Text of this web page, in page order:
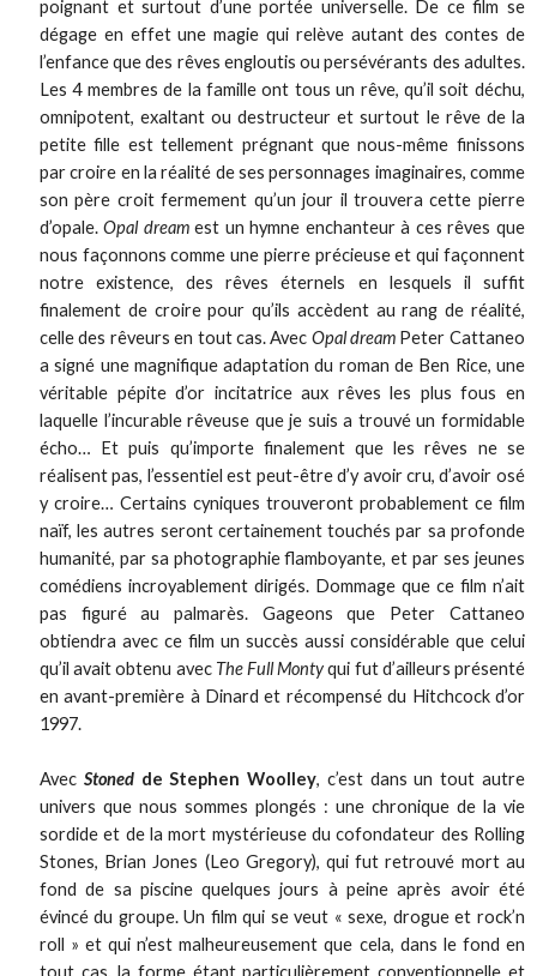
poignant et surtout d’une portée universelle. De ce film se
dégage en effet une magie qui relève autant des contes de
l’enfance que des rêves engloutis ou persévérants des adultes.
Les 4 membres de la famille ont tous un rêve, qu’il soit déchu,
omnipotent, exaltant ou destructeur et surtout le rêve de la
petite fille est tellement prégnant que nous-même finissons
par croire en la réalité de ses personnages imaginaires, comme
son père croit fermement qu’un jour il trouvera cette pierre
d’opale.Opal dreamest un hymne enchanteur à ces rêves que
nous façonnons comme une pierre précieuse et qui façonnent
notre existence, des rêves éternels en lesquels il suffit
finalement de croire pour qu’ils accèdent au rang de réalité,
celle des rêveurs en tout cas. Avec Opal dream Peter Cattaneo
a signé une magnifique adaptation du roman de Ben Rice, une
véritable pépite d’or incitatrice aux rêves les plus fous en
laquelle l’incurable rêveuse que je suis a trouvé un formidable
écho… Et puis qu’importe finalement que les rêves ne se
réalisent pas, l’essentiel est peut-être d’y avoir cru, d’avoir osé
y croire… Certains cyniques trouveront probablement ce film
naïf, les autres seront certainement touchés par sa profonde
humanité, par sa photographie flamboyante, et par ses jeunes
comédiens incroyablement dirigés. Dommage que ce film n’ait
pas figuré au palmarès. Gageons que Peter Cattaneo
obtiendra avec ce film un succès aussi considérable que celui
qu’il avait obtenu avec The Full Montyqui fut d’ailleurs présenté
en avant-première à Dinard et récompensé du Hitchcock d’or
1997.
Avec Stonedde Stephen Woolley, c’est dans un tout autre
univers que nous sommes plongés : une chronique de la vie
sordide et de la mort mystérieuse du cofondateur des Rolling
Stones, Brian Jones (Leo Gregory), qui fut retrouvé mort au
fond de sa piscine quelques jours à peine après avoir été
évincé du groupe. Un film qui se veut « sexe, drogue et rock’n
roll » et qui n’est malheureusement que cela, dans le fond en
tout cas, la forme étant particulièrement conventionnelle et